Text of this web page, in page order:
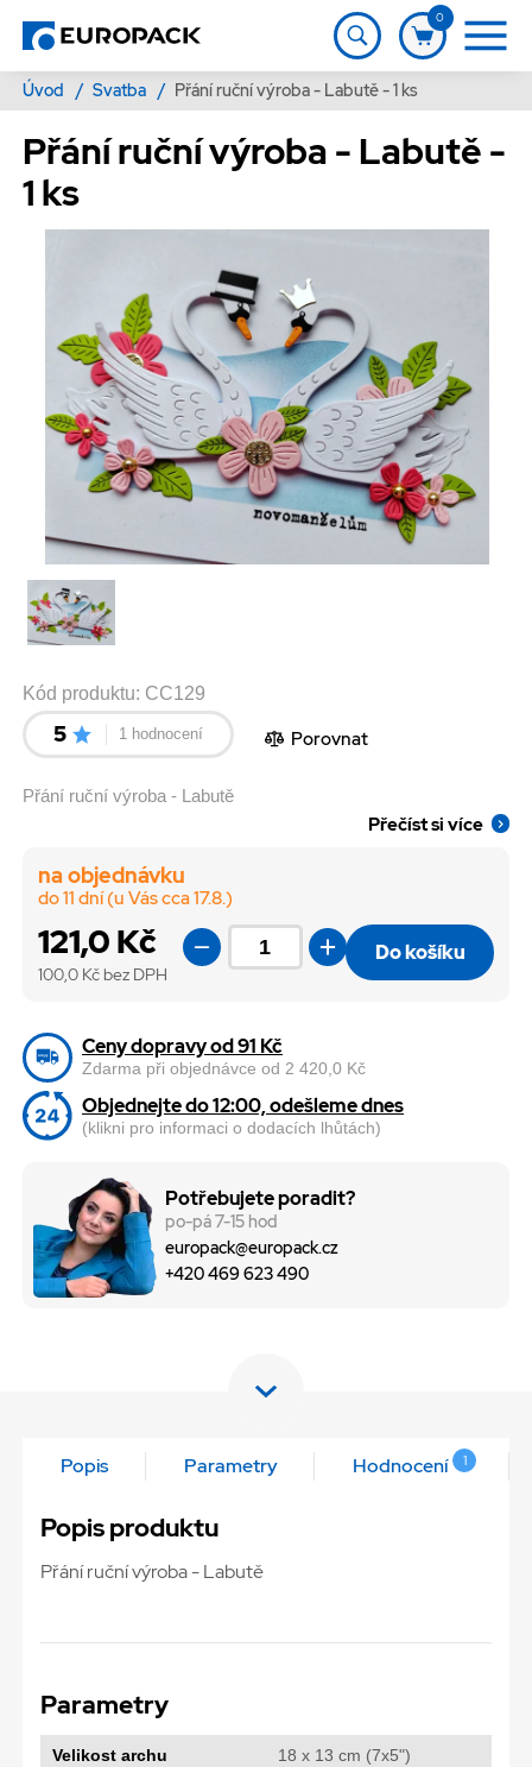
0
Úvod / Svatba / Přání ruční výroba - Labutě - 1 ks
Přání ruční výroba - Labutě -
1 ks
Kód produktu: CC129
5 1 hodnocení Porovnat
Přání ruční výroba - Labutě
Přečíst si více
121,0 Kč
100,0 Kč bez DPH
na objednávku
do 11 dní (u Vás cca 17.8.)
Do košíku
Ceny dopravy od 91 Kč
Zdarma při objednávce od 2 420,0 Kč
Objednejte do 12:00, odešleme dnes
(klikni pro informaci o dodacích lhůtách)
Potřebujete poradit?
po-pá 7-15 hod
europack@europack.cz
+420 469 623 490
Popis Parametry Hodnocení 1
Popis produktu
Přání ruční výroba - Labutě
Parametry
Velikost archu 18 x 13 cm (7x5")